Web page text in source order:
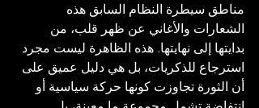
مناطق سيطرة النظام السابق هذه
الشعارات والأغاني عن ظهر قلب، من
بدايتها إلى نهايتها. هذه الظاهرة ليست مجرد
استرجاع للذكريات، بل هي دليل عميق على
أن الثورة تجاوزت كونها حركة سياسية أو